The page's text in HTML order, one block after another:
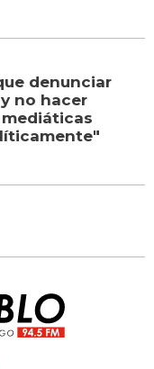
denunciar
no hacer